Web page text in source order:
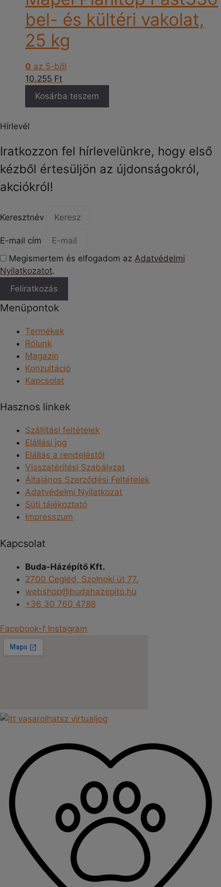
bel- és kültéri vakolat,
25 kg
0 az 5-ből
10.255 Ft
Kosárba teszem
Hírlevél
Iratkozzon fel hírlevelünkre, hogy első
kézből értesüljön az újdonságokról,
akciókról!
Keresztnév
E-mail cím
Megismertem és elfogadom az Adatvédelmi
Nyilatkozatot.
Feliratkozás
Menüpontok
Termékek
Rólunk
Magazin
Konzultáció
Kapcsolat
Hasznos linkek
Szállítási feltételek
Elállási jog
Elállás a rendeléstől
Visszatérítési Szabályzat
Általános Szerződési Feltételek
Adatvédelmi Nyilatkozat
Süti tájékoztató
Impresszum
Kapcsolat
Buda-Házépítő Kft.
2700 Cegléd, Szolnoki út 77.
webshop@budahazepito.hu
+36 30 760 4788
Facebook-f Instagram